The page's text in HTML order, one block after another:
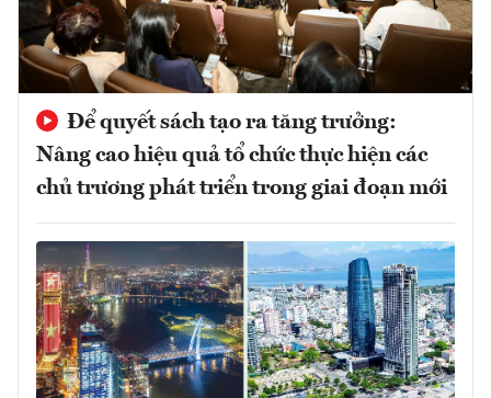
Để quyết sách tạo ra tăng trưởng:
Nâng cao hiệu quả tổ chức thực hiện các
chủ trương phát triển trong giai đoạn mới